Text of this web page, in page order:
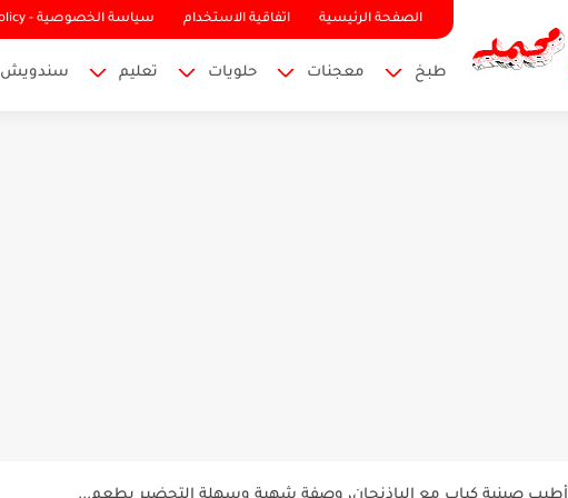
الصفحة الرئيسية اتفاقية الاستخدام سياسة الخصوصية - Privacy Policy
طبخ معجنات حلويات تعليم سندويش